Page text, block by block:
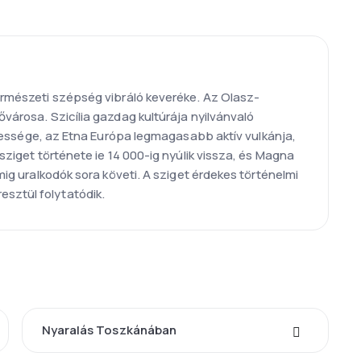
szépség vibráló keveréke. Az Olasz-
Szicília gazdag kultúrája nyilvánvaló
az Etna Európa legmagasabb aktív vulkánja,
története ie 14 000-ig nyúlik vissza, és Magna
uralkodók sora követi. A sziget érdekes történelmi
folytatódik.
Nyaralás Toszkánában